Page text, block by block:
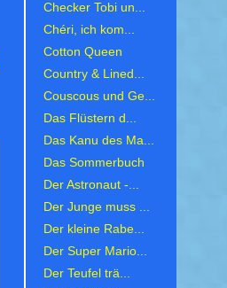
Checker Tobi un...
Chéri, ich kom...
Cotton Queen
Country & Lined...
Couscous und Ge...
Das Flüstern d...
Das Kanu des Ma...
Das Sommerbuch
Der Astronaut -...
Der Junge muss ...
Der kleine Rabe...
Der Super Mario...
Der Teufel trä...